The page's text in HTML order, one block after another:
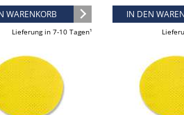
WARENKORB
Lieferung in 7-10 Tagen¹
IN DEN